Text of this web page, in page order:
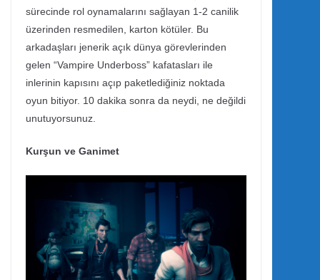
sürecinde rol oynamalarını sağlayan 1-2 canilik
üzerinden resmedilen, karton kötüler. Bu
arkadaşları jenerik açık dünya görevlerinden
gelen “Vampire Underboss” kafatasları ile
inlerinin kapısını açıp paketlediğiniz noktada
oyun bitiyor. 10 dakika sonra da neydi, ne değildi
unutuyorsunuz.
Kurşun ve Ganimet